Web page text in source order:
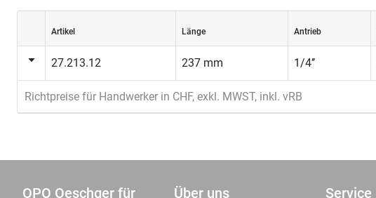
Artikel Länge Antrieb
27.213.12 237 mm 1/4’’
Richtpreise für Handwerker in CHF, exkl. MWST, inkl. vRB
OPO Oeschger für Über uns Service